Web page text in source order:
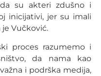
su akteri zdušno i
inicijativi, jer su imali
Vučković.
proces razumemo i
da nama kao
i podrška medija,